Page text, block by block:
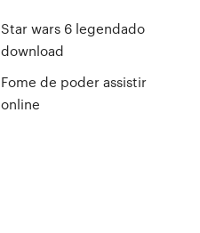
Star wars 6 legendado
download
Fome de poder assistir
online